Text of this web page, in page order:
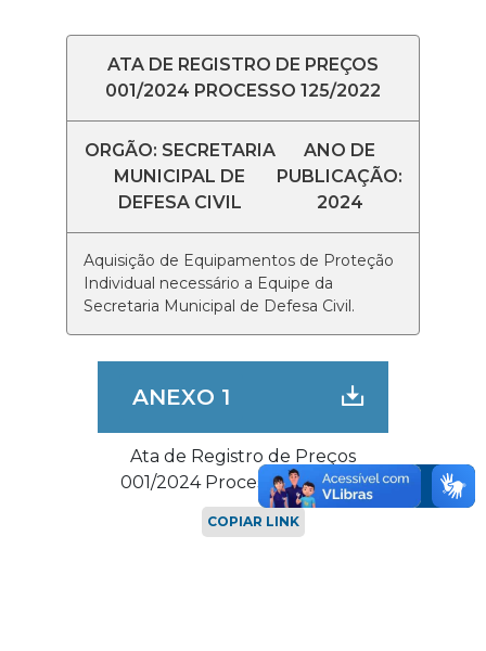
ATA DE REGISTRO DE PREÇOS
001/2024 PROCESSO 125/2022
ORGÃO: SECRETARIA
MUNICIPAL DE
DEFESA CIVIL
ANO DE
PUBLICAÇÃO:
2024
Aquisição de Equipamentos de Proteção
Individual necessário a Equipe da
Secretaria Municipal de Defesa Civil.
ANEXO 1
Ata de Registro de Preços
001/2024 Processo 125/2022
COPIAR LINK